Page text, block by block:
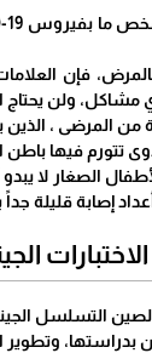
فإن
ولن يحتاج
المرضى ، الذين
تتورم فيها
الصغار لا
إصابة قليلة جداً
19 سلالة من الفيروس وأطلقوها للخبراء
بدراستها، وتطوير